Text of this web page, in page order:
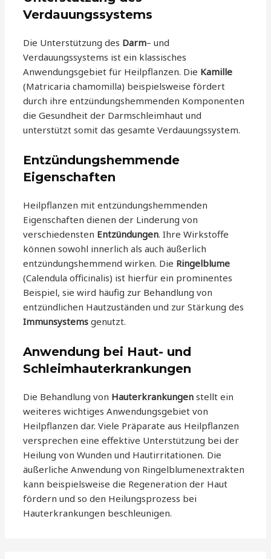
Verdauungssystems
Die Unterstützung des Darm– und
Verdauungssystems ist ein klassisches
Anwendungsgebiet für Heilpflanzen. Die Kamille
(Matricaria chamomilla) beispielsweise fördert
durch ihre entzündungshemmenden Komponenten
die Gesundheit der Darmschleimhaut und
unterstützt somit das gesamte Verdauungssystem.
Entzündungshemmende
Eigenschaften
Heilpflanzen mit entzündungshemmenden
Eigenschaften dienen der Linderung von
verschiedensten Entzündungen. Ihre Wirkstoffe
können sowohl innerlich als auch äußerlich
entzündungshemmend wirken. Die Ringelblume
(Calendula officinalis) ist hierfür ein prominentes
Beispiel, sie wird häufig zur Behandlung von
entzündlichen Hautzuständen und zur Stärkung des
Immunsystems genutzt.
Anwendung bei Haut- und
Schleimhauterkrankungen
Die Behandlung von Hauterkrankungen stellt ein
weiteres wichtiges Anwendungsgebiet von
Heilpflanzen dar. Viele Präparate aus Heilpflanzen
versprechen eine effektive Unterstützung bei der
Heilung von Wunden und Hautirritationen. Die
äußerliche Anwendung von Ringelblumenextrakten
kann beispielsweise die Regeneration der Haut
fördern und so den Heilungsprozess bei
Hauterkrankungen beschleunigen.